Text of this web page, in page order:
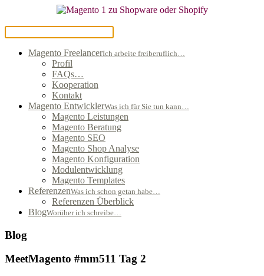
Magento FreelancerIch arbeite freiberuflich…
Profil
FAQs…
Kooperation
Kontakt
Magento EntwicklerWas ich für Sie tun kann…
Magento Leistungen
Magento Beratung
Magento SEO
Magento Shop Analyse
Magento Konfiguration
Modulentwicklung
Magento Templates
ReferenzenWas ich schon getan habe…
Referenzen Überblick
BlogWorüber ich schreibe…
Blog
MeetMagento #mm511 Tag 2